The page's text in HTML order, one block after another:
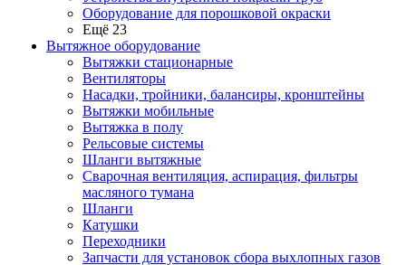
Оборудование для порошковой окраски
Ещё 23
Вытяжное оборудование
Вытяжки стационарные
Вентиляторы
Насадки, тройники, балансиры, кронштейны
Вытяжки мобильные
Вытяжка в полу
Рельсовые системы
Шланги вытяжные
Сварочная вентиляция, аспирация, фильтры
масляного тумана
Шланги
Катушки
Переходники
Запчасти для установок сбора выхлопных газов